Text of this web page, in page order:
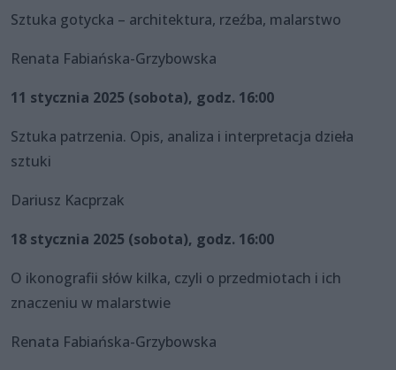
Sztuka gotycka – architektura, rzeźba, malarstwo
Renata Fabiańska-Grzybowska
11 stycznia 2025 (sobota), godz. 16:00
Sztuka patrzenia. Opis, analiza i interpretacja dzieła
sztuki
Dariusz Kacprzak
18 stycznia 2025 (sobota), godz. 16:00
O ikonografii słów kilka, czyli o przedmiotach i ich
znaczeniu w malarstwie
Renata Fabiańska-Grzybowska